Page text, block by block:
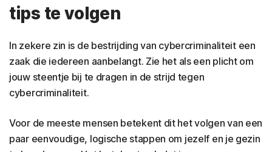
tips te volgen
In zekere zin is de bestrijding van cybercriminaliteit een
zaak die iedereen aanbelangt. Zie het als een plicht om
jouw steentje bij te dragen in de strijd tegen
cybercriminaliteit.
Voor de meeste mensen betekent dit het volgen van een
paar eenvoudige, logische stappen om jezelf en je gezin